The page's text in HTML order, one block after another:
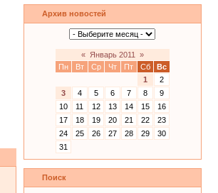
Архив новостей
« Январь 2011
»
Пн
Вт Ср Чт Пт Сб
Вс
1
2
3
4 5 6 7 8
9
10
11 12 13 14 15
16
17
18 19 20 21 22
23
24
25 26 27 28 29
30
31
Поиск